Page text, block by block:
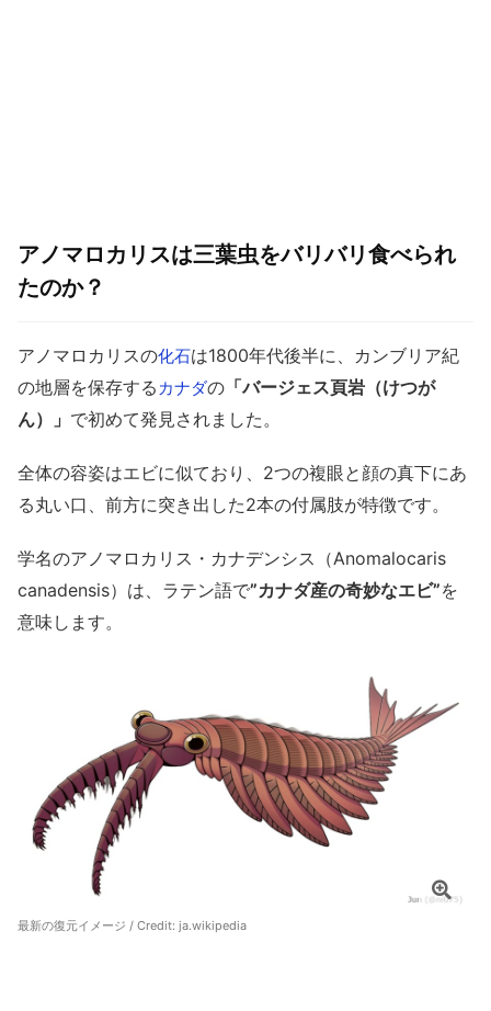
アノマロカリスは三葉虫をバリバリ食べられ
たのか？
アノマロカリスの化石は1800年代後半に、カンブリア紀
の地層を保存する カナダの 「バージェス頁岩（けつが
ん）」 で初めて発見されました。
全体の容姿はエビに似ており、2つの複眼と顔の真下にあ
る丸い口、前方に突き出した2本の付属肢が特徴です。
学名のアノマロカリス・カナデンシス（Anomalocaris
canadensis）は、ラテン語で”カナダ産の奇妙なエビ”を
意味します。
最新の復元イメージ / Credit: ja.wikipedia